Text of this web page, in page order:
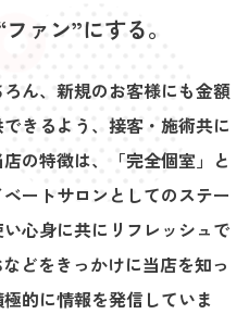
ァン”にする。
ん、新規のお客様にも金額
きるよう、接客・施術共に
の特徴は、「完全個室」と
ートサロンとしてのステー
心身に共にリフレッシュで
どをきっかけに当店を知っ
的に情報を発信していま